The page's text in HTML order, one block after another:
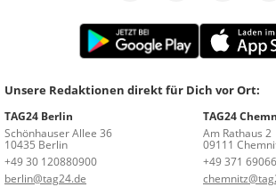
Unsere Redaktionen direkt für Dich vor Ort:
TAG24 Berlin
Schönhauser Allee 36
10435 Berlin
+49 30 120880900
berlin@tag24.de
TAG24
Am Rathaus 2
09111
+49 371